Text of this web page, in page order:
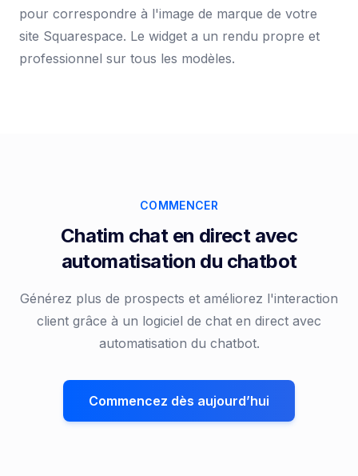
pour correspondre à l'image de marque de votre
site Squarespace. Le widget a un rendu propre et
professionnel sur tous les modèles.
COMMENCER
Chatim chat en direct avec
automatisation du chatbot
Générez plus de prospects et améliorez l'interaction
client grâce à un logiciel de chat en direct avec
automatisation du chatbot.
Commencez dès aujourd’hui